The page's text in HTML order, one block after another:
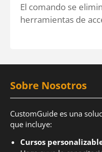
El comando se
herramientas de
Sobre Nosotros
CustomGuide es una
que incluye:
Cursos